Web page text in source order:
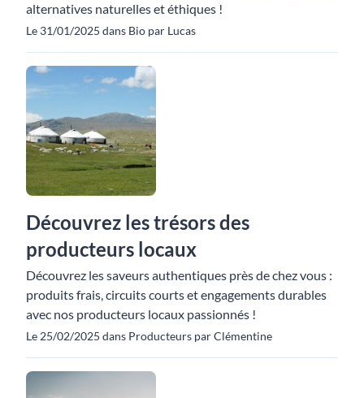
alternatives naturelles et éthiques !
Le 31/01/2025 dans Bio par Lucas
Découvrez les trésors des
producteurs locaux
Découvrez les saveurs authentiques près de chez vous :
produits frais, circuits courts et engagements durables
avec nos producteurs locaux passionnés !
Le 25/02/2025 dans Producteurs par Clémentine